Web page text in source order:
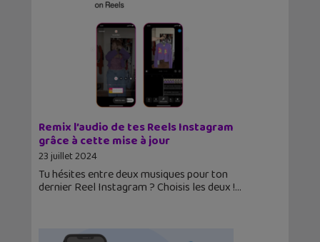
Remix l’audio de tes Reels Instagram
grâce à cette mise à jour
23 juillet 2024
Tu hésites entre deux musiques pour ton
dernier Reel Instagram ? Choisis les deux !